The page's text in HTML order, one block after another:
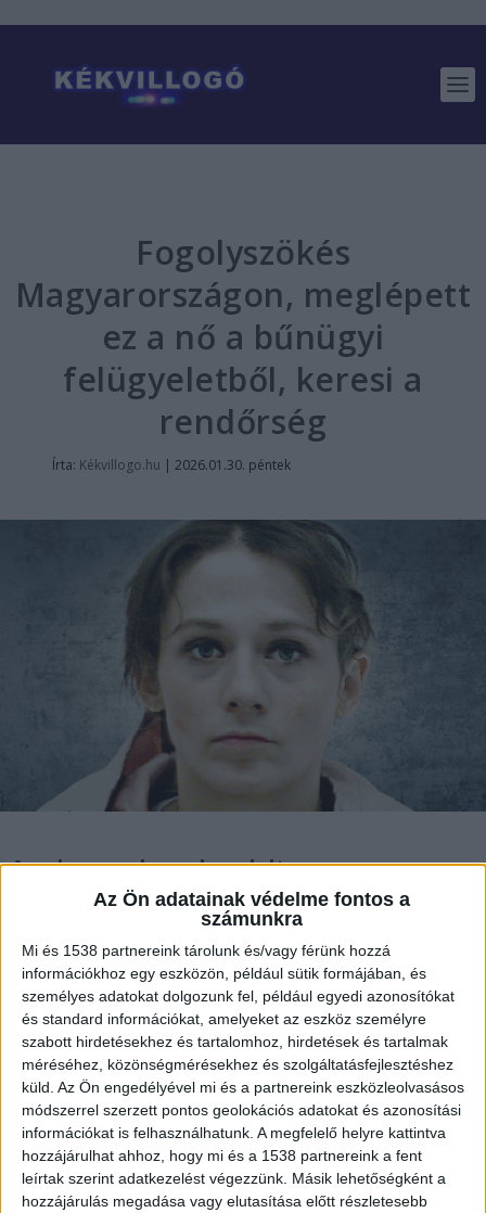
Az Ön adatainak védelme fontos a
számunkra
Mi és 1538 partnereink tárolunk és/vagy férünk hozzá
információkhoz egy eszközön, például sütik formájában, és
személyes adatokat dolgozunk fel, például egyedi azonosítókat
és standard információkat, amelyeket az eszköz személyre
szabott hirdetésekhez és tartalomhoz, hirdetések és tartalmak
méréséhez, közönségmérésekhez és szolgáltatásfejlesztéshez
küld. Az Ön engedélyével mi és a partnereink eszközleolvasásos
módszerrel szerzett pontos geolokációs adatokat és azonosítási
információkat is felhasználhatunk. A megfelelő helyre kattintva
hozzájárulhat ahhoz, hogy mi és a 1538 partnereink a fent
leírtak szerint adatkezelést végezzünk. Másik lehetőségként a
hozzájárulás megadása vagy elutasítása előtt részletesebb
Fogolyszökés
Magyarországon, meglépett
ez a nő a bűnügyi
felügyeletből, keresi a
rendőrség
Írta: Kékvillogo.hu | 2026.01.30. péntek
A vele szemben elrendelt
kényszerintézkedés alól kivonta magát
Pehm Beatrix, ezért körözést adott ki
ellene a rendőrség. Aki tud valamit róla,
hívja a dabasi kapitányságot, vagy a 112-es
központi számot.
Lelépett a nő
A 32 éves nő január 29-én, csütörtökön elhagyta
azt a táborfalvai ingatlant, ahol bűnügyi